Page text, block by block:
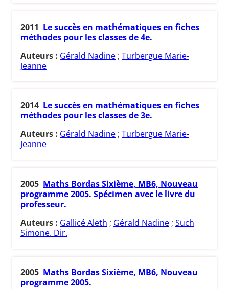
2011 Le succès en mathématiques en fiches
méthodes pour les classes de 4e.
Auteurs : Gérald Nadine ; Turbergue Marie-
Jeanne
2014 Le succès en mathématiques en fiches
méthodes pour les classes de 3e.
Auteurs : Gérald Nadine ; Turbergue Marie-
Jeanne
2005 Maths Bordas Sixième, MB6, Nouveau
programme 2005. Spécimen avec le livre du
professeur.
Auteurs : Gallicé Aleth ; Gérald Nadine ; Such
Simone. Dir.
2005 Maths Bordas Sixième, MB6, Nouveau
programme 2005.